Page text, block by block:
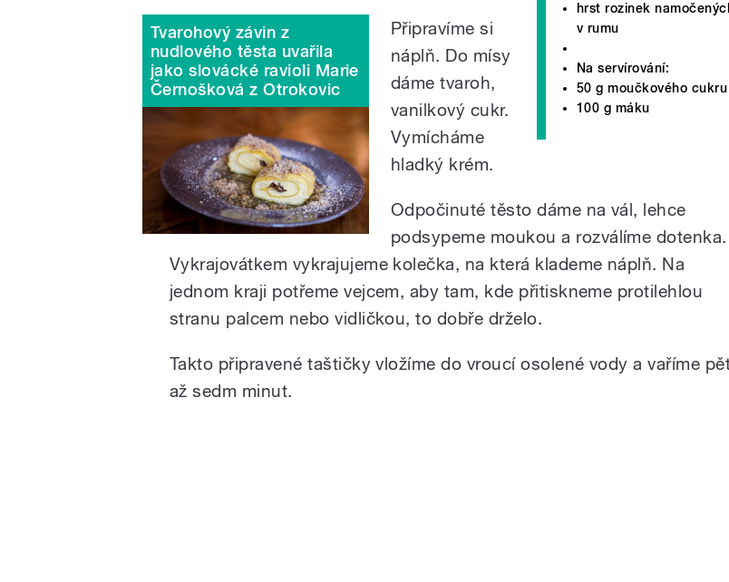
hrst rozinek
v rumu
Na servírování:
50 g moučkového cukru
100 g máku
Tvarohový závin z
nudlového těsta uvařila
jako slovácké ravioli Marie
Černošková z Otrokovic
Připravíme si
náplň. Do mísy
dáme tvaroh,
vanilkový cukr.
Vymícháme
hladký krém.
Odpočinuté těsto dáme na vál, lehce
podsypeme moukou a rozválíme dotenka.
Vykrajovátkem vykrajujeme kolečka, na která klademe náplň. Na
jednom kraji potřeme vejcem, aby tam, kde přitiskneme protilehlou
stranu palcem nebo vidličkou, to dobře drželo.
Takto připravené taštičky vložíme do vroucí osolené vody a vaříme
až sedm minut.